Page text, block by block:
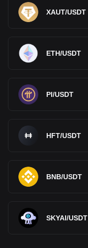
XAUT/USDT
ETH/USDT
PI/USDT
HFT/USDT
BNB/USDT
SKYAI/USDT